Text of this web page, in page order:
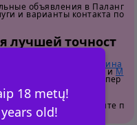
18 metų!
old!
объявления в Паланг
и варианты контакта по
лучшей точност
Мужчина-Женщина
иМ
. Для общего обзора пер
внимательно изучайте п